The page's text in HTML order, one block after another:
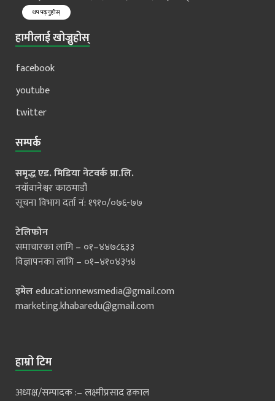
थप पढ्नुहोस्
हामीलाई खोज्नुहोस्
facebook
youtube
twitter
सम्पर्क
समृद्ध एड. मिडिया नेटवर्क प्रा.लि.
नयाँवानेश्वर काठमाडौं
सूचना विभाग दर्ता नं: १९१०/०७६-७७
टेलिफोन
समाचारका लागि – ०१–४४७८६३३
विज्ञापनका लागि – ०१–४१०४३५४
इमेलeducationnewsmedia@gmail.com
marketing.khabaredu@gmail.com
हाम्रो टिम
अध्यक्ष/सम्पादक :– लक्ष्मीप्रसाद ढकाल